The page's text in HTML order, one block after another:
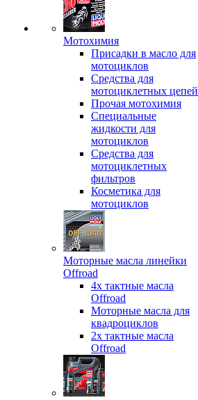
Мотохимия
Присадки в масло для
мотоциклов
Средства для
мотоциклетных цепей
Прочая мотохимия
Специальные
жидкости для
мотоциклов
Средства для
мотоциклетных
фильтров
Косметика для
мотоциклов
Моторные масла линейки
Offroad
4х тактные масла
Offroad
Моторные масла для
квадроциклов
2х тактные масла
Offroad